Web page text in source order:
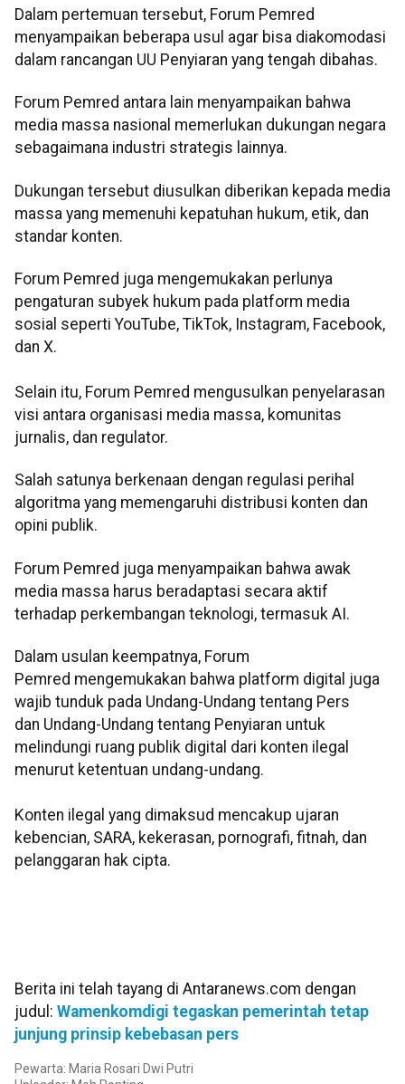
Dalam pertemuan tersebut, Forum Pemred
menyampaikan beberapa usul agar bisa diakomodasi
dalam rancangan UU Penyiaran yang tengah dibahas.
Forum Pemred antara lain menyampaikan bahwa
media massa nasional memerlukan dukungan negara
sebagaimana industri strategis lainnya.
Dukungan tersebut diusulkan diberikan kepada media
massa yang memenuhi kepatuhan hukum, etik, dan
standar konten.
Forum Pemred juga mengemukakan perlunya
pengaturan subyek hukum pada platform media
sosial seperti YouTube, TikTok, Instagram, Facebook,
dan X.
Selain itu, Forum Pemred mengusulkan penyelarasan
visi antara organisasi media massa, komunitas
jurnalis, dan regulator.
Salah satunya berkenaan dengan regulasi perihal
algoritma yang memengaruhi distribusi konten dan
opini publik.
Forum Pemred juga menyampaikan bahwa awak
media massa harus beradaptasi secara aktif
terhadap perkembangan teknologi, termasuk AI.
Dalam usulan keempatnya, Forum
Pemred mengemukakan bahwa platform digital juga
wajib tunduk pada Undang-Undang tentang Pers
dan Undang-Undang tentang Penyiaran untuk
melindungi ruang publik digital dari konten ilegal
menurut ketentuan undang-undang.
Konten ilegal yang dimaksud mencakup ujaran
kebencian, SARA, kekerasan, pornografi, fitnah, dan
pelanggaran hak cipta.
Berita ini telah tayang di Antaranews.com dengan
judul: Wamenkomdigi tegaskan pemerintah tetap
junjung prinsip kebebasan pers
Pewarta: Maria Rosari Dwi Putri